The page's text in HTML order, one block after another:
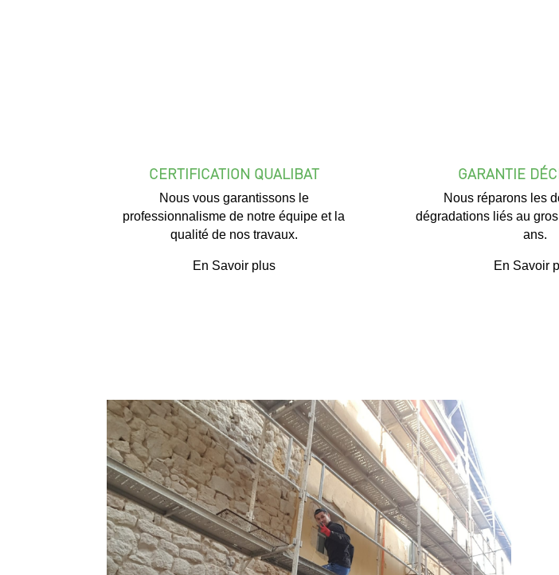
CERTIFICATION QUALIBAT
Nous vous garantissons le
professionnalisme de notre équipe et la
qualité de nos travaux.
En Savoir plus
GARANTIE
Nous réparons les
dégradations liés au
ans.
En Savoir